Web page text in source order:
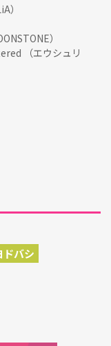
）
）
（エウシュリ
ドバシ